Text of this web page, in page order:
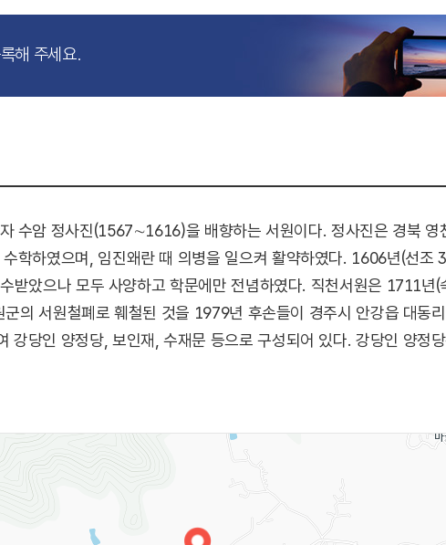
해 주세요.
수암 정사진(1567∼1616)을 배향하는 서원이다. 정사진은 경북 영
학하였으며, 임진왜란 때 의병을 일으켜 활약하였다. 1606년(선조
받았으나 모두 사양하고 학문에만 전념하였다. 직천서원은 1711년(
의 서원철폐로 훼철된 것을 1979년 후손들이 경주시 안강읍 대동
강당인 양정당, 보인재, 수재문 등으로 구성되어 있다. 강당인 양정